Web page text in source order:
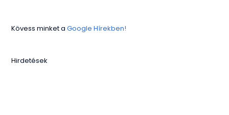
Kövess minket aGoogle Hírekben!
Hirdetések